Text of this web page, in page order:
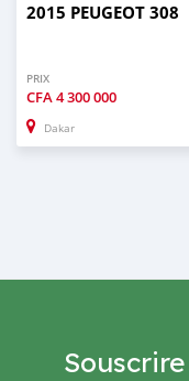
2015 PEUGEOT 308
PRIX
CFA4 300 000
Dakar